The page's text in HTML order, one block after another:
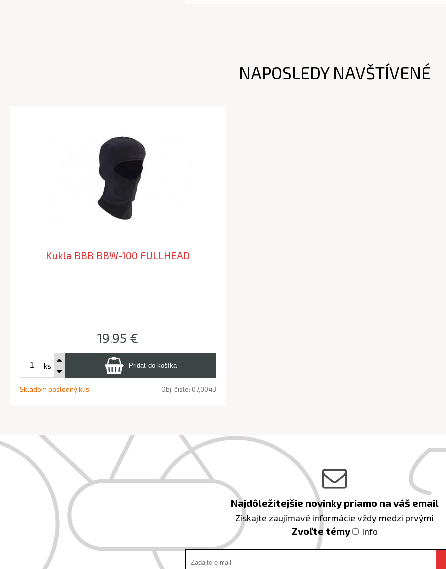
NAPOSLEDY NAVŠTÍVENÉ
Kukla BBB BBW-100 FULLHEAD
19,95 €
ks
Skladom posledný kus Obj. čislo: 07,0043
Najdôležitejšie novinky priamo na váš email
Získajte zaujímavé informácie vždy medzi prvými
Zvoľte témy info